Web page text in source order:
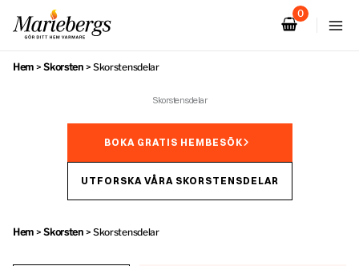
innehåll
Hem >Skorsten> Skorstensdelar
Skorstensdelar
BOKA GRATIS HEMBESÖK
UTFORSKA VÅRA SKORSTENSDELAR
Hem >Skorsten> Skorstensdelar